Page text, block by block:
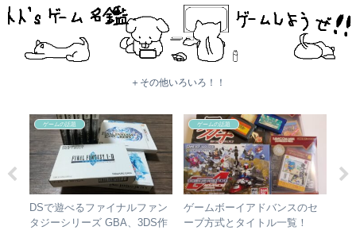
＋その他いろいろ！！
ゲームの話題
DSで遊べるファイナルファン
タジーシリーズ GBA、3DS作
ゲームの話題
ゲームボーイアドバンスのセ
ーブ方式とタイトル一覧！